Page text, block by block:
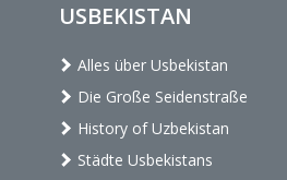
USBEKISTAN
Alles über Usbekistan
Die Große Seidenstraße
History of Uzbekistan
Städte Usbekistans